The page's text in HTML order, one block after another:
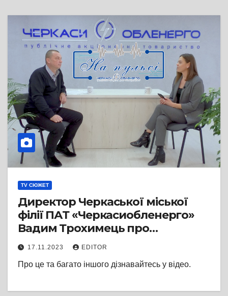
TV СЮЖЕТ
Директор Черкаської міської
філії ПАТ «Черкасиобленерго»
Вадим Трохимець про
підготовку до майбутньої зими,
зручності для споживача та
внесок колективу в розвиток
17.11.2023 EDITOR
Про це та багато іншого дізнавайтесь у відео.